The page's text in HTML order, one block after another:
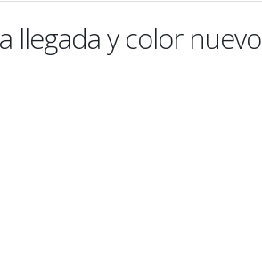
llegada y color nuevo